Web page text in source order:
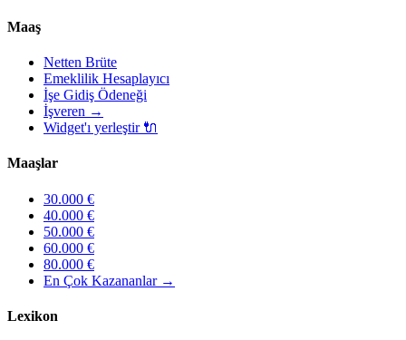
Maaş
Netten Brüte
Emeklilik Hesaplayıcı
İşe Gidiş Ödeneği
İşveren →
Widget'ı yerleştir🔌
Maaşlar
30.000 €
40.000 €
50.000 €
60.000 €
80.000 €
En Çok Kazananlar→
Lexikon